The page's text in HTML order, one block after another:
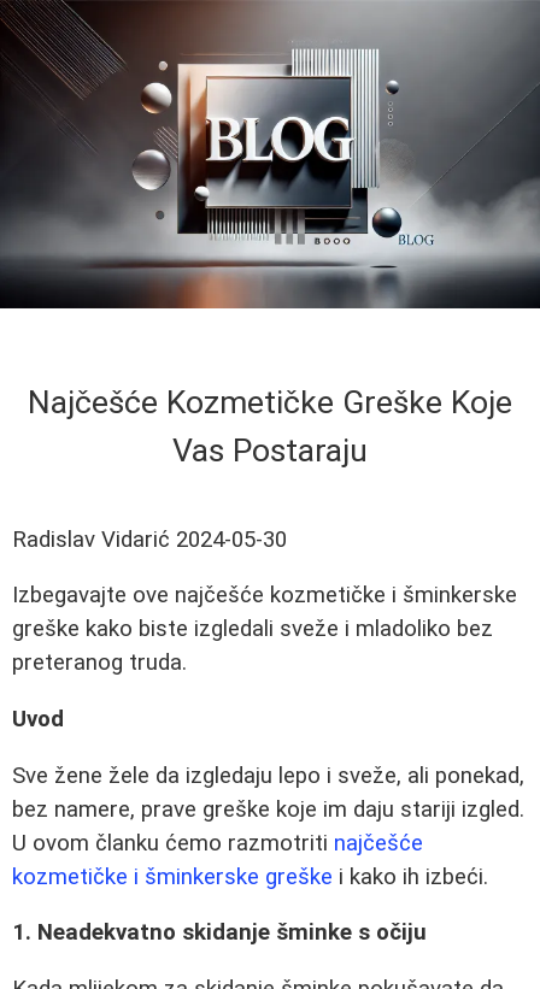
Najčešće Kozmetičke Greške Koje
Vas Postaraju
Radislav Vidarić 2024-05-30
Izbegavajte ove najčešće kozmetičke i šminkerske
greške kako biste izgledali sveže i mladoliko bez
preteranog truda.
Uvod
Sve žene žele da izgledaju lepo i sveže, ali ponekad,
bez namere, prave greške koje im daju stariji izgled.
U ovom članku ćemo razmotriti najčešće
kozmetičke i šminkerske greške i kako ih izbeći.
1. Neadekvatno skidanje šminke s očiju